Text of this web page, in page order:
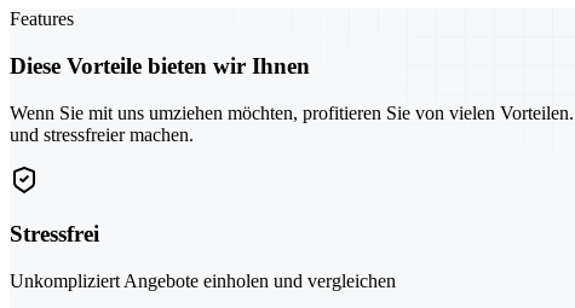
Features
Diese Vorteile bieten wir Ihnen
Wenn Sie mit uns umziehen möchten, profitieren Sie von vielen
und stressfreier machen.
Stressfrei
Unkompliziert Angebote einholen und vergleichen